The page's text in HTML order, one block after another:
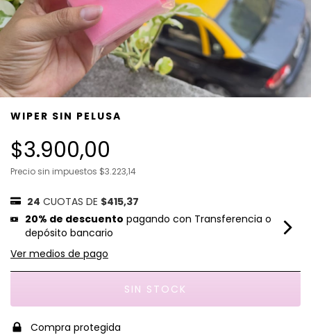
WIPER SIN PELUSA
$3.900,00
Precio sin impuestos $3.223,14
24 CUOTAS DE $415,37
20% de descuento pagando con Transferencia o
depósito bancario
Ver medios de pago
Compra protegida